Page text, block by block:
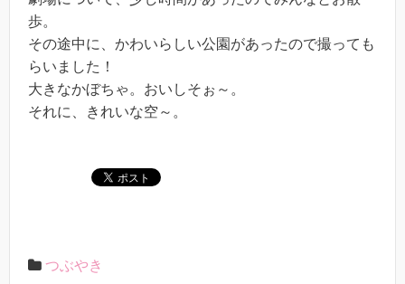
歩。
その途中に、かわいらしい公園があったので撮っても
らいました！
大きなかぼちゃ。おいしそぉ～。
それに、きれいな空～。
つぶやき